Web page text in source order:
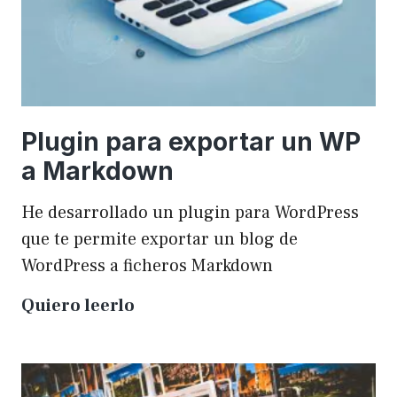
Plugin para exportar un WP
a Markdown
He desarrollado un plugin para WordPress
que te permite exportar un blog de
WordPress a ficheros Markdown
Quiero leerlo
exportar
un